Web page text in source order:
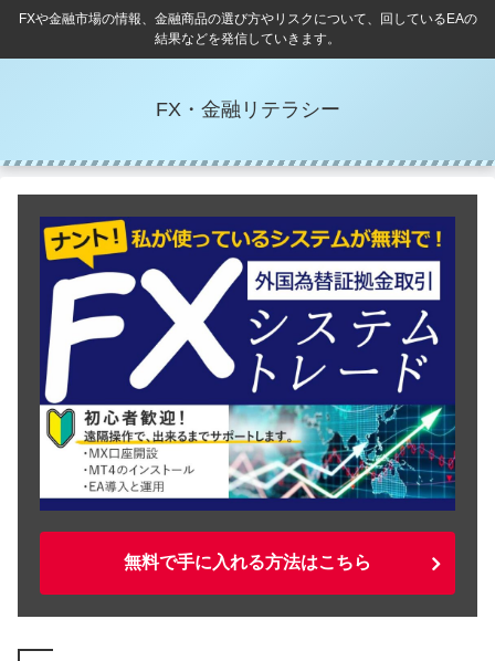
FXや金融市場の情報、金融商品の選び方やリスクについて、回しているEAの
結果などを発信していきます。
FX・金融リテラシー
無料で手に入れる方法はこちら